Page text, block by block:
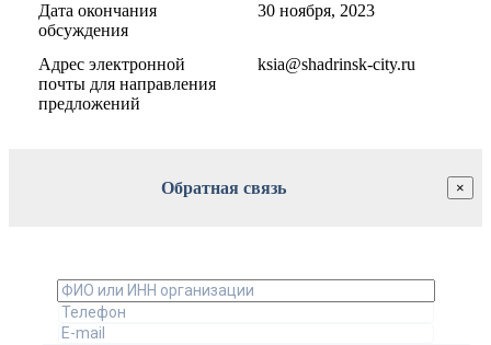
Дата окончания
обсуждения
30 ноября, 2023
Адрес электронной
почты для направления
предложений
ksia@shadrinsk-city.ru
Обратная связь ×